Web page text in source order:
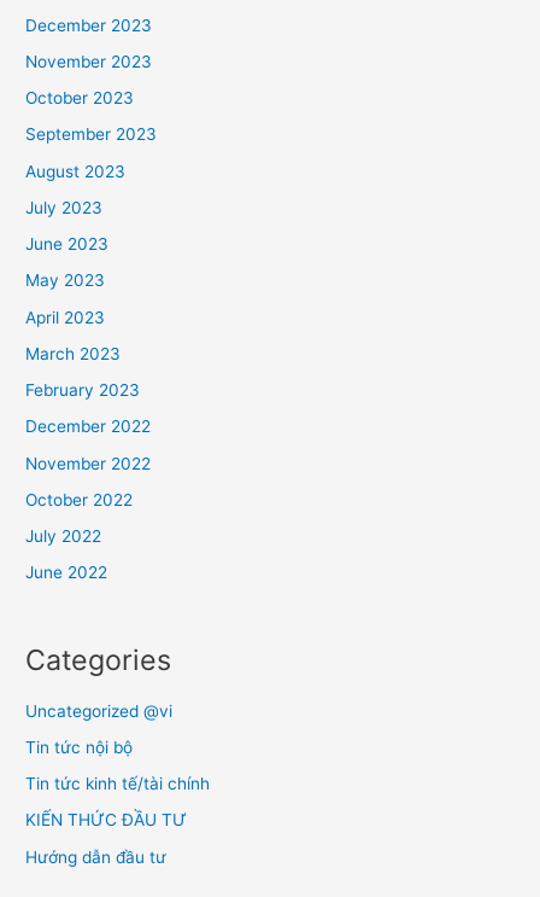
December 2023
November 2023
October 2023
September 2023
August 2023
July 2023
June 2023
May 2023
April 2023
March 2023
February 2023
December 2022
November 2022
October 2022
July 2022
June 2022
Categories
Uncategorized @vi
Tin tức nội bộ
Tin tức kinh tế/tài chính
KIẾN THỨC ĐẦU TƯ
Hướng dẫn đầu tư